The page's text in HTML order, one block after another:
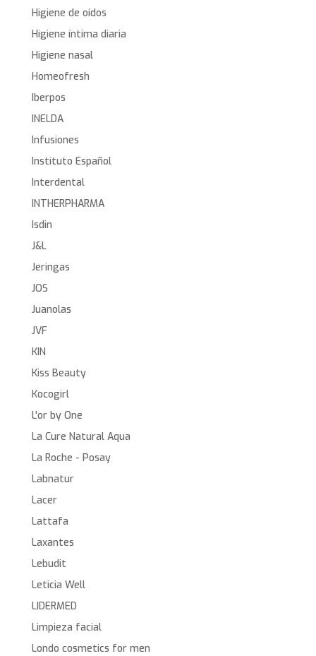
Higiene de oídos
Higiene íntima diaria
Higiene nasal
Homeofresh
Iberpos
INELDA
Infusiones
Instituto Español
Interdental
INTHERPHARMA
Isdin
J&L
Jeringas
JOS
Juanolas
JVF
KIN
Kiss Beauty
Kocogirl
L'or by One
La Cure Natural Aqua
La Roche - Posay
Labnatur
Lacer
Lattafa
Laxantes
Lebudit
Leticia Well
LIDERMED
Limpieza facial
Londo cosmetics for men